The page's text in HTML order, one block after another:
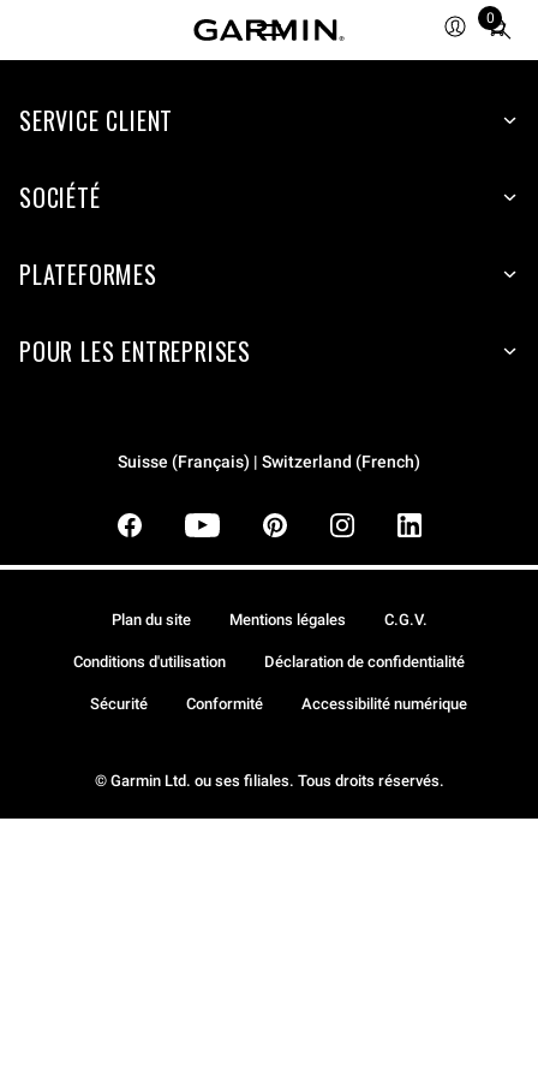
0
Total
items
cart:
SERVICE CLIENT
SOCIÉTÉ
PLATEFORMES
POUR LES ENTREPRISES
Suisse (Français) | Switzerland (French)
© Garmin Ltd. ou ses filiales. Tous droits réservés.
Plan du site Mentions légales C.G.V.
Conditions d'utilisation Déclaration de confidentialité
Sécurité Conformité Accessibilité numérique